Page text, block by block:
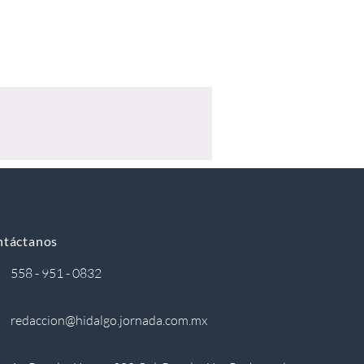
558 - 951 - 0832
redaccion@hidalgo.jornada.com.mx